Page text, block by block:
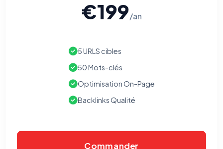
€199/an
5 URLS cibles
50 Mots-clés
Optimisation On-Page
Backlinks Qualité
Commander